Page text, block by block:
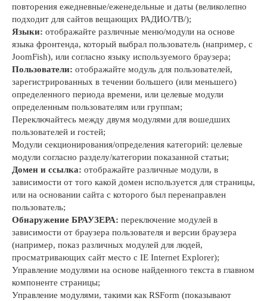
повторения ежедневные/еженедельные и даты (великолепно
подходит для сайтов вещающих РАДИО/ТВ/);
Языки: отображайте различные меню/модули на основе
языка фронтенда, который выбрал пользователь (например, с
JoomFish), или согласно языку используемого браузера;
Пользователи: отображайте модуль для пользователей,
зарегистрированных в течении большего (или меньшего)
определенного периода времени, или целевые модули
определенным пользователям или группам;
Переключайтесь между двумя модулями для вошедших
пользователей и гостей;
Модули секционирования/определения категорий: целевые
модули согласно разделу/категории показанной статьи;
Домен и ссылка: отображайте различные модули, в
зависимости от того какой домен используется для страницы,
или на основании сайта с которого был перенаправлен
пользователь;
Обнаружение БРАУЗЕРА: переключение модулей в
зависимости от браузера пользователя и версии браузера
(например, показ различных модулей для людей,
просматривающих сайт место с IE Internet Explorer);
Управление модулями на основе найденного текста в главном
компоненте страницы;
Управление модулями, такими как RSForm (показывают